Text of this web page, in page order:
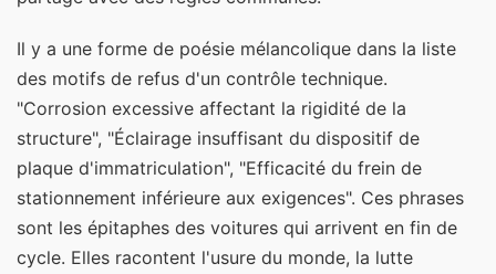
Il y a une forme de poésie mélancolique dans la liste
des motifs de refus d'un contrôle technique.
"Corrosion excessive affectant la rigidité de la
structure", "Éclairage insuffisant du dispositif de
plaque d'immatriculation", "Efficacité du frein de
stationnement inférieure aux exigences". Ces phrases
sont les épitaphes des voitures qui arrivent en fin de
cycle. Elles racontent l'usure du monde, la lutte